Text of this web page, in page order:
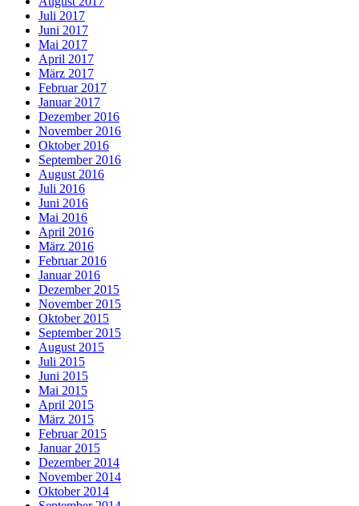
Juli 2017
Juni 2017
Mai 2017
April 2017
März 2017
Februar 2017
Januar 2017
Dezember 2016
November 2016
Oktober 2016
September 2016
August 2016
Juli 2016
Juni 2016
Mai 2016
April 2016
März 2016
Februar 2016
Januar 2016
Dezember 2015
November 2015
Oktober 2015
September 2015
August 2015
Juli 2015
Juni 2015
Mai 2015
April 2015
März 2015
Februar 2015
Januar 2015
Dezember 2014
November 2014
Oktober 2014